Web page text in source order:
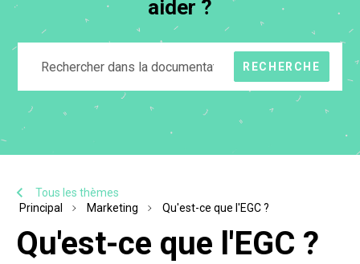
aider ?
RECHERCHE
Tous les thèmes
Principal
Marketing Qu'est-ce que l'EGC ?
Qu'est-ce que l'EGC ?